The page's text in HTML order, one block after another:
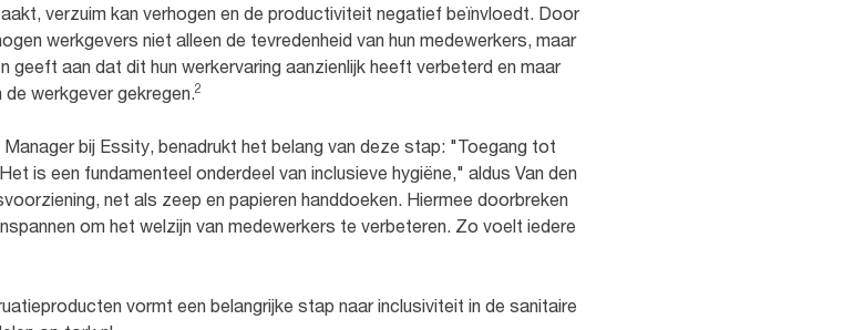
verzuim kan verhogen en de productiviteit negatief beïnvloedt. Door
werkgevers niet alleen de tevredenheid van hun medewerkers, maar
aan dat dit hun werkervaring aanzienlijk heeft verbeterd en maar
werkgever gekregen.2
bij Essity, benadrukt het belang van deze stap: "Toegang tot
is een fundamenteel onderdeel van inclusieve hygiëne," aldus Van den
net als zeep en papieren handdoeken. Hiermee doorbreken
om het welzijn van medewerkers te verbeteren. Zo voelt iedere
vormt een belangrijke stap naar inclusiviteit in de sanitaire